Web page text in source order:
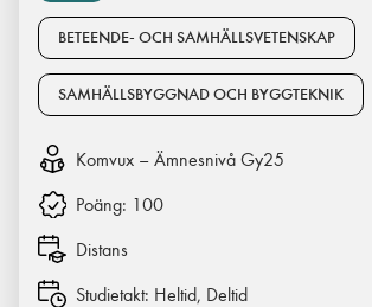
BETEENDE- OCH SAMHÄLLSVETENSKAP
SAMHÄLLSBYGGNAD OCH BYGGTEKNIK
Komvux – Ämnesnivå Gy25
Poäng: 100
Distans
Studietakt: Heltid, Deltid